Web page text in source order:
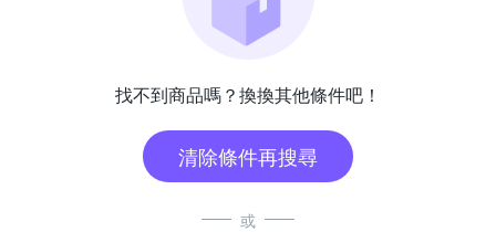
找不到商品嗎？換換其他條件吧！
清除條件再搜尋
或